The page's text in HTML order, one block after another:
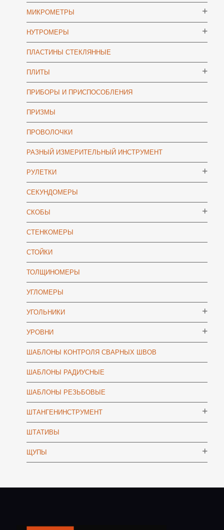
МИКРОМЕТРЫ
НУТРОМЕРЫ
ПЛАСТИНЫ СТЕКЛЯННЫЕ
ПЛИТЫ
ПРИБОРЫ И ПРИСПОСОБЛЕНИЯ
ПРИЗМЫ
ПРОВОЛОЧКИ
РАЗНЫЙ ИЗМЕРИТЕЛЬНЫЙ ИНСТРУМЕНТ
РУЛЕТКИ
СЕКУНДОМЕРЫ
СКОБЫ
СТЕНКОМЕРЫ
СТОЙКИ
ТОЛЩИНОМЕРЫ
УГЛОМЕРЫ
УГОЛЬНИКИ
УРОВНИ
ШАБЛОНЫ КОНТРОЛЯ СВАРНЫХ ШВОВ
ШАБЛОНЫ РАДИУСНЫЕ
ШАБЛОНЫ РЕЗЬБОВЫЕ
ШТАНГЕНИНСТРУМЕНТ
ШТАТИВЫ
ЩУПЫ